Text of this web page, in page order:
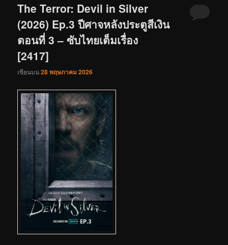
The Terror: Devil in Silver
(2026) Ep.3 ปีศาจหลังประตูสีเงิน
ตอนที่ 3 – ซับไทยเต็มเรื่อง
[2417]
เขียนบน28 พฤษภาคม 2026